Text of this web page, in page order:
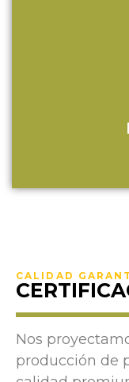
CALIDAD
Nos
producción de